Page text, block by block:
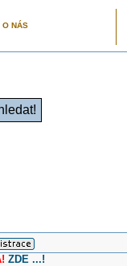
O NÁS
ZDE ...!